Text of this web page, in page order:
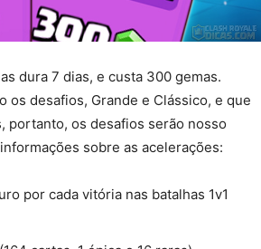
dura 7 dias, e custa 300 gemas.
os desafios, Grande e Clássico, e que
portanto, os desafios serão nosso
sobre as acelerações:
por cada vitória nas batalhas 1v1